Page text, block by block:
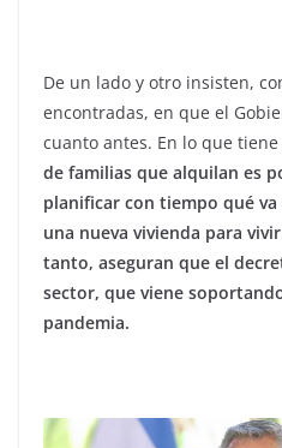
De un lado y otro insisten,
encontradas, en que el
cuanto antes. En lo que
de familias que alquilan es
planificar con tiempo qué
una nueva vivienda para
tanto, aseguran que el
sector, que viene
pandemia.